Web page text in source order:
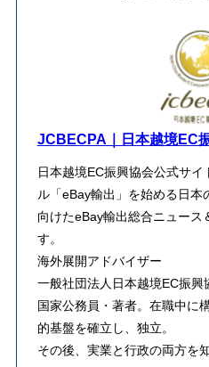
JCBECPA｜日本越境EC
日本越境EC振興協会公式サ
ル「eBay輸出」を始める日本
向けたeBay輸出総合ニュース
す。
海外展開アドバイザー
一般社団法人日本越境EC振
国家公務員・著者。在職中に
的基盤を確立し、独立。
その後、実業と行政の両方を